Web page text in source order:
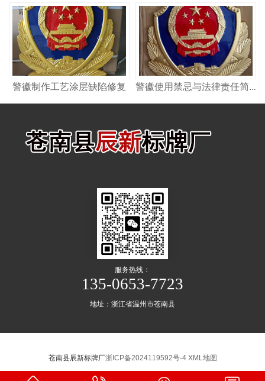
警徽制作工艺涂层缺陷修复
服务热线：
135-0653-7723
地址：浙江省温州市苍南县
苍南县辰新标牌厂浙ICP备2024119592号-4 XML地图